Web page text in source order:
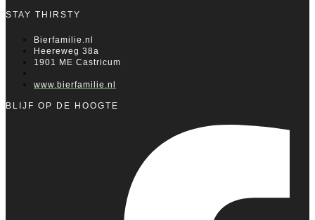
STAY THIRSTY
Bierfamilie.nl
Heereweg 38a
1901 ME Castricum
www.bierfamilie.nl
BLIJF OP DE HOOGTE